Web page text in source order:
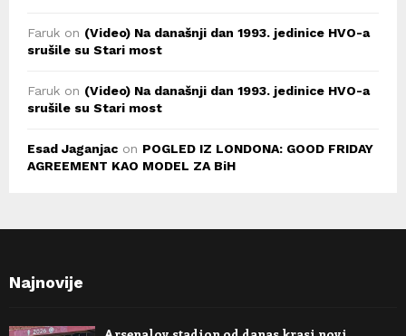
Faruk on (Video) Na današnji dan 1993. jedinice HVO-a
srušile su Stari most
Faruk on (Video) Na današnji dan 1993. jedinice HVO-a
srušile su Stari most
Esad Jaganjac on POGLED IZ LONDONA: GOOD FRIDAY
AGREEMENT KAO MODEL ZA BiH
Najnovije